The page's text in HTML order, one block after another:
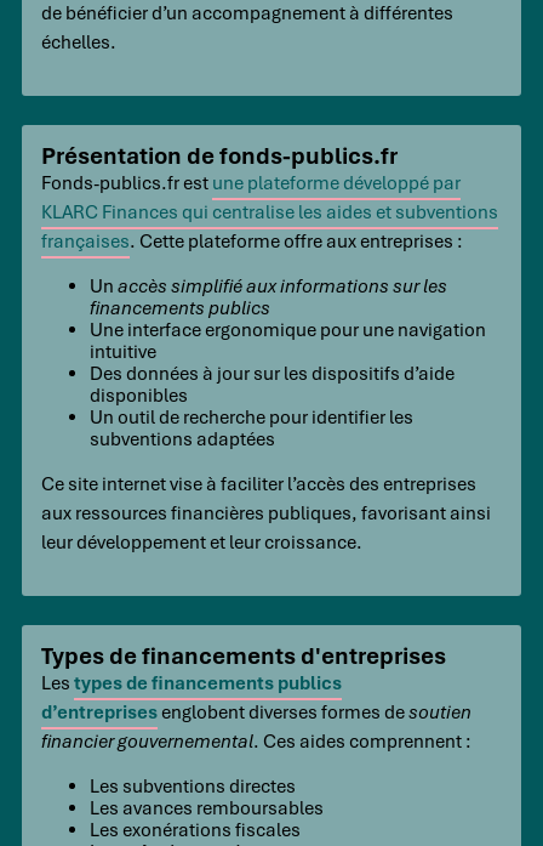
de bénéficier d’un accompagnement à différentes
échelles.
Présentation de fonds-publics.fr
Fonds-publics.fr est une plateforme développé par
KLARC Finances qui centralise les aides et subventions
françaises. Cette plateforme offre aux entreprises :
Un accès simplifié aux informations sur les
financements publics
Une interface ergonomique pour une navigation
intuitive
Des données à jour sur les dispositifs d’aide
disponibles
Un outil de recherche pour identifier les
subventions adaptées
Ce site internet vise à faciliter l’accès des entreprises
aux ressources financières publiques, favorisant ainsi
leur développement et leur croissance.
Types de financements d'entreprises
Les types de financements publics
d’entreprises englobent diverses formes desoutien
financier gouvernemental. Ces aides comprennent :
Les subventions directes
Les avances remboursables
Les exonérations fiscales